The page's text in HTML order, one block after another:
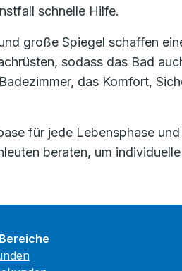
schnelle Hilfe.
große Spiegel schaffen
sodass das Bad
das Komfort,
für jede Lebensphase
beraten, um